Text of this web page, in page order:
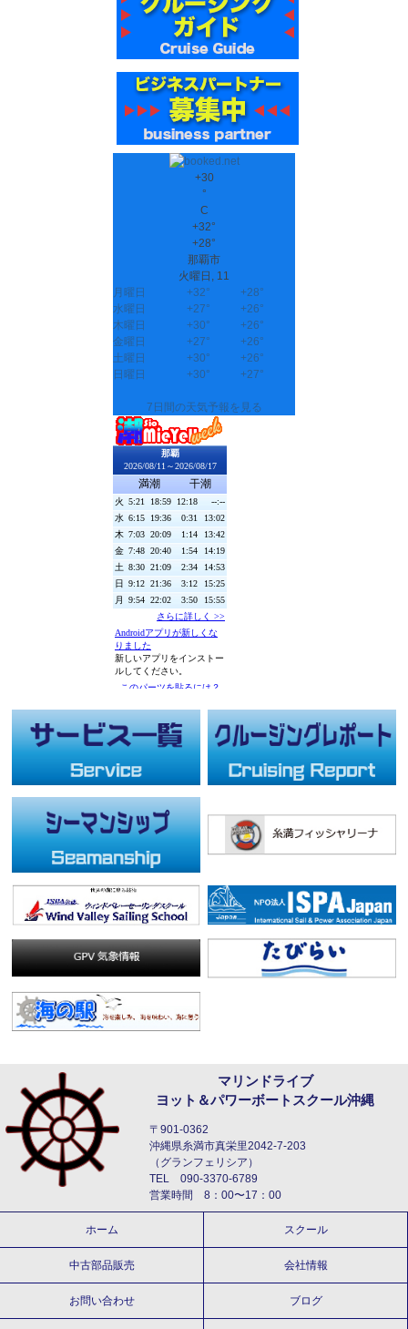
+30
°
C
+32°
+28°
那覇市
火曜日, 11
月曜日
+32° +28°
水曜日
+27° +26°
木曜日
+30° +26°
金曜日
+27° +26°
土曜日
+30° +26°
日曜日
+30° +27°
7日間の天気予報を見る
マリンドライブ
ヨット＆パワーボートスクール沖縄
〒901-0362
沖縄県糸満市真栄里2042-7-203
（グランフェリシア）
TEL 090-3370-6789
営業時間 8：00〜17：00
ホーム スクール
中古部品販売 会社情報
お問い合わせ ブログ